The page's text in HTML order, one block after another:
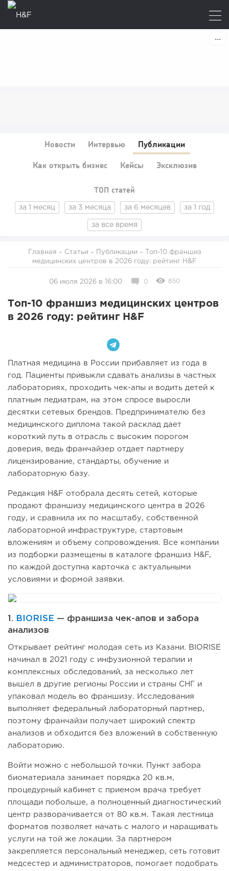
Новости Интервью Публикации
Как открыть бизнес Кейсы Эксклюзив
ТОП статей
за 1 месяц за 3 месяца за 6 месяцев за 1 год
за все время
Главная – Статьи – Публикации
медицинских центров в 2026 году: рейтинг H&F
06 июля 2026 в 16:00 0 850
Топ-10 франшиз медицинских центров
в 2026 году: рейтинг H&F
Платная медицина в России прибавляет из года в
год. Пациенты привыкли сдавать анализы в частных
лабораториях, проходить чек-апы и водить детей к
платным педиатрам, на этом спросе выросли
десятки сетевых брендов. Предпринимателю без
медицинского диплома такой расклад дает
короткий путь в отрасль с высоким порогом
доверия, ведь франчайзер отдает партнеру
лицензирование, стандарты, обучение и
лабораторную базу.
Редакция H&F отобрала десять сетей, которые
продают франшизу медицинского центра в 2026
году, и сравнила их по масштабу, собственной
лабораторной инфраструктуре, стартовым
вложениям и объему сопровождения. Все компании
из подборки размещены в каталоге франшиз H&F,
по каждой доступна карточка с актуальными
условиями и формой заявки.
1. BIORISE — франшиза чек-апов и забора
анализов
Открывает рейтинг молодая сеть из Казани. BIORISE
начинал в 2021 году с инфузионной терапии и
комплексных обследований, за несколько лет
вышел в другие регионы России и страны СНГ и
упаковал модель во франшизу. Исследования
выполняет федеральный лабораторный партнер,
поэтому франчайзи получает широкий спектр
анализов и обходится без вложений в собственную
лабораторию.
Войти можно с небольшой точки. Пункт забора
биоматериала занимает порядка 20 кв.м,
процедурный кабинет с приемом врача требует
площади побольше, а полноценный диагностический
центр разворачивается от 80 кв.м. Такая лестница
форматов позволяет начать с малого и наращивать
услуги на той же локации. За партнером
закрепляется персональный менеджер, сеть готовит
медсестер и администраторов, помогает подобрать